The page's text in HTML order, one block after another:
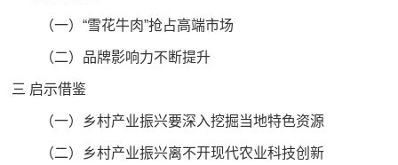
（一）“雪花牛肉”抢占高端市场
（二）品牌影响力不断提升
三 启示借鉴
（一）乡村产业振兴要深入挖掘当地特色资源
（二）乡村产业振兴离不开现代农业科技创新